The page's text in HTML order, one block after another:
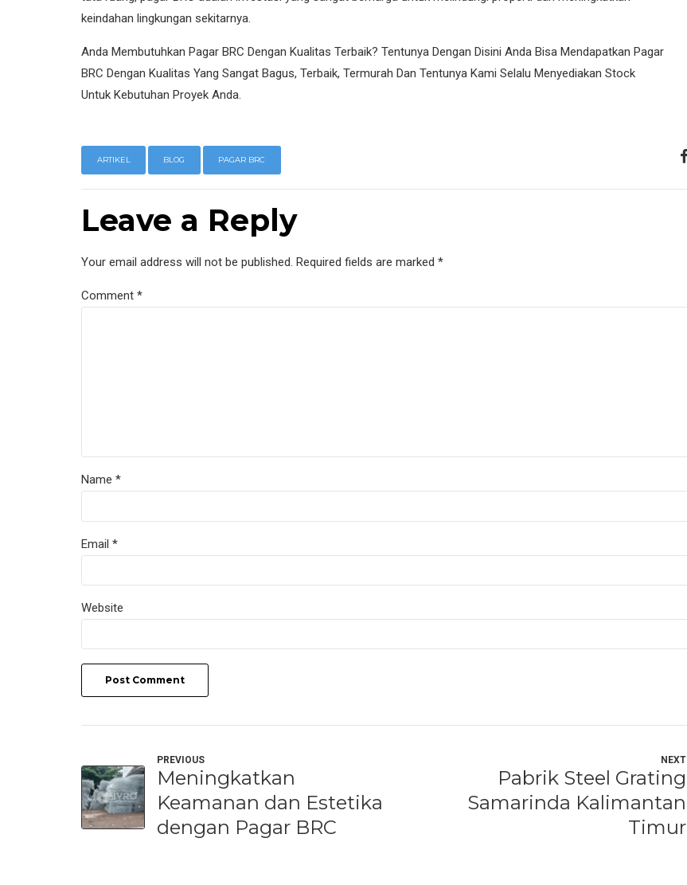
keindahan lingkungan sekitarnya.
Anda Membutuhkan Pagar BRC Dengan Kualitas Terbaik? Tentunya Dengan Disini Anda Bisa Mendapatkan Pagar
BRC Dengan Kualitas Yang Sangat Bagus, Terbaik, Termurah Dan Tentunya Kami Selalu Menyediakan Stock
Untuk Kebutuhan Proyek Anda.
ARTIKEL BLOG PAGAR BRC
Leave a Reply
Your email address will not be published. Required fields are marked *
Comment *
Name *
Email *
Website
Post Comment
PREVIOUS
Meningkatkan
Keamanan dan Estetika
dengan Pagar BRC
NEXT
Pabrik Steel Grating
Samarinda Kalimantan
Timur